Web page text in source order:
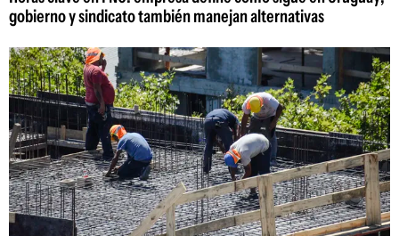
gobierno y sindicato también manejan alternativas